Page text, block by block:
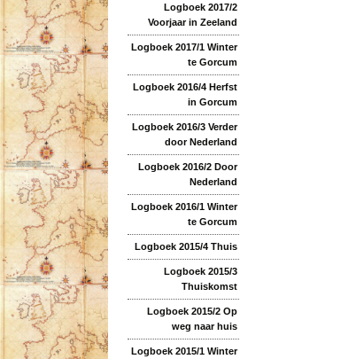
Logboek 2017/2
Voorjaar in Zeeland
Logboek 2017/1 Winter
te Gorcum
Logboek 2016/4 Herfst
in Gorcum
Logboek 2016/3 Verder
door Nederland
Logboek 2016/2 Door
Nederland
Logboek 2016/1 Winter
te Gorcum
Logboek 2015/4 Thuis
Logboek 2015/3
Thuiskomst
Logboek 2015/2 Op
weg naar huis
Logboek 2015/1 Winter